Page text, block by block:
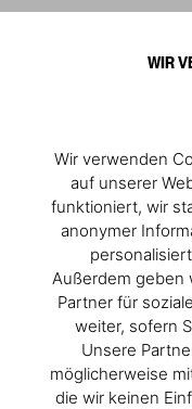
WIR
Wir verwenden
auf unserer
funktioniert, wir
anonymer
Außerdem geben
Partner für
weiter, sofern
Unsere
möglicherweise
die wir keinen